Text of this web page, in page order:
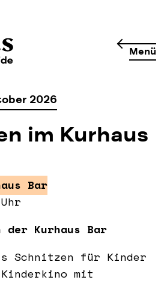
Menü
2026
im Kurhaus
Bar
Kurhaus Bar
Schnitzen für Kinder
mit